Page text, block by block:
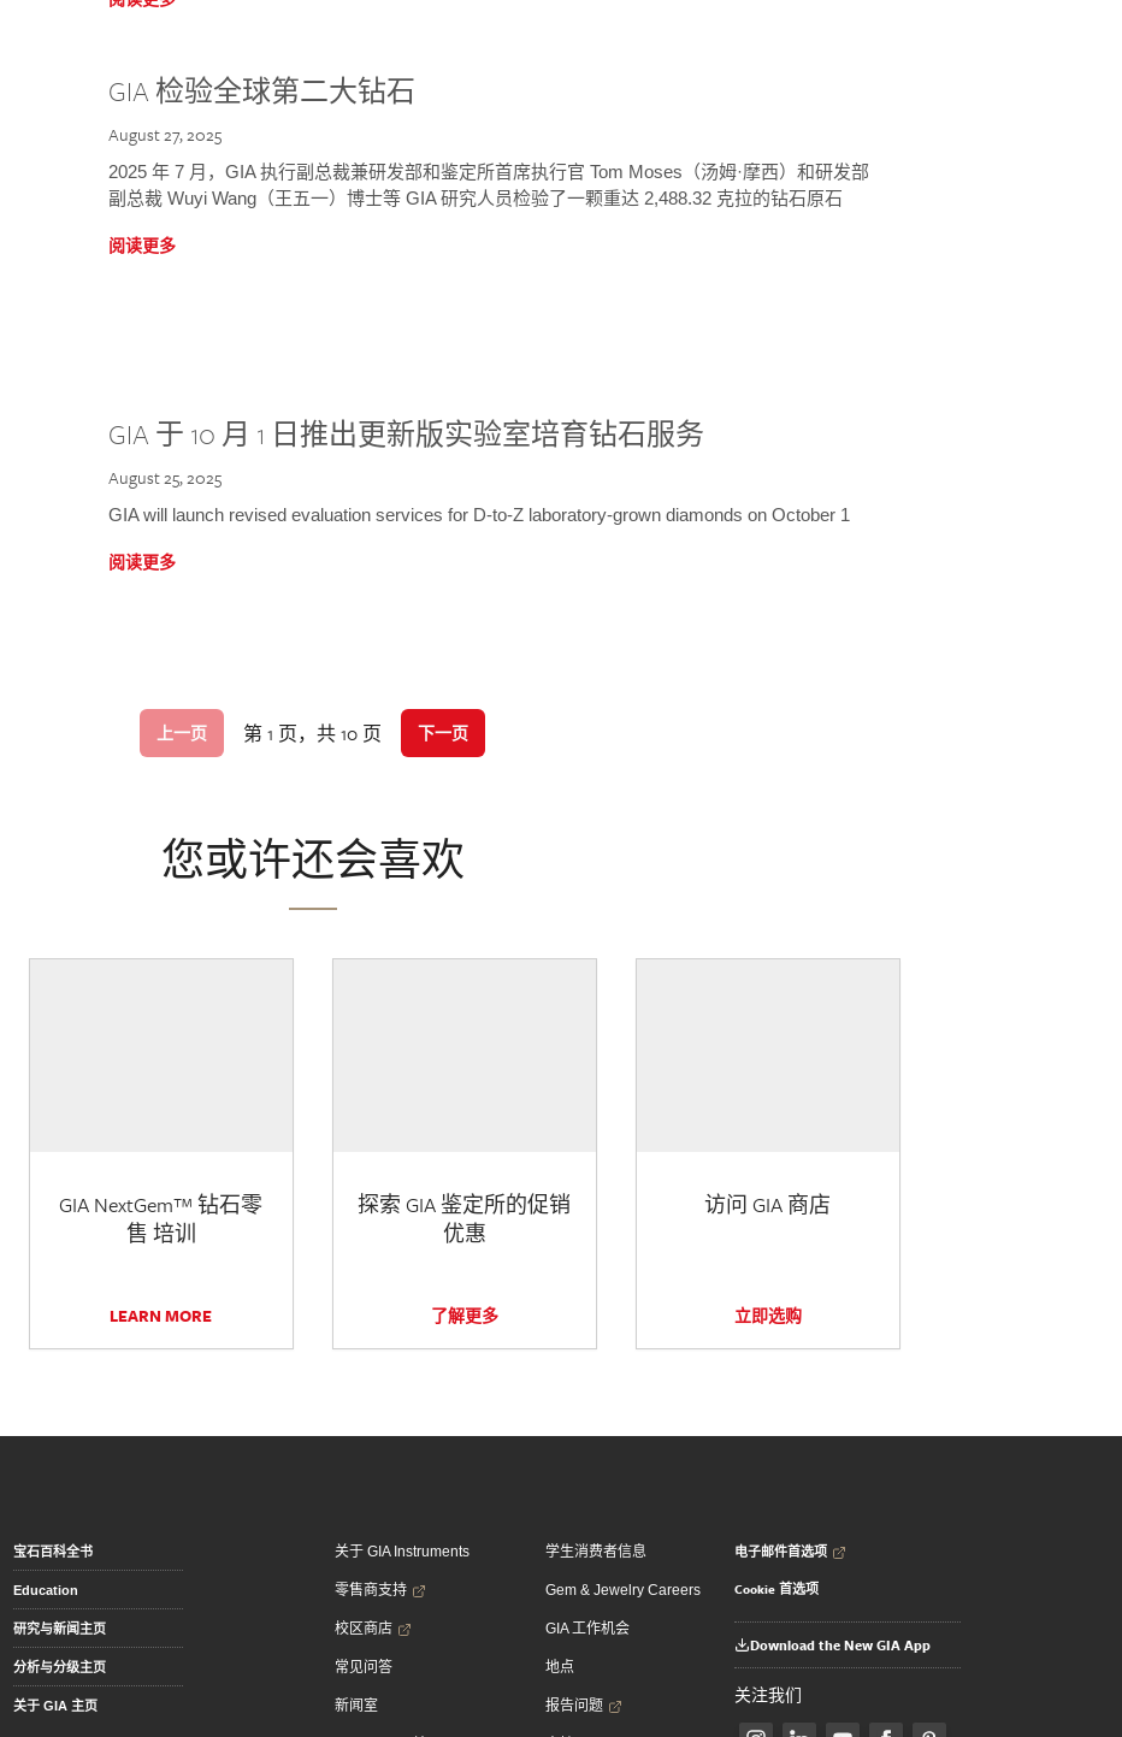
GIA 检验全球第二大钻石
August 27, 2025
2025 年 7 月，GIA 执行副总裁兼研发部和鉴定所首席执行官 Tom Moses（汤姆·摩西）和研发部
副总裁 Wuyi Wang（王五一）博士等 GIA 研究人员检验了一颗重达 2,488.32 克拉的钻石原石
阅读更多
GIA 于 10 月 1 日推出更新版实验室培育钻石服务
August 25, 2025
GIA will launch revised evaluation services for D-to-Z laboratory-grown diamonds on October 1
阅读更多
上一页 第 1 页，共 10 页 下一页
您或许还会喜欢
GIA NextGem™ 钻石零
售 培训
LEARN MORE
探索 GIA 鉴定所的促销
优惠
了解更多
访问 GIA 商店
立即选购
宝石百科全书
Education
研究与新闻主页
分析与分级主页
关于 GIA 主页
关于 GIA Instruments
零售商支持
校区商店
常见问答
新闻室
学生消费者信息
Gem & Jewelry Careers
GIA 工作机会
地点
报告问题
电子邮件首选项
Cookie 首选项
Download the New GIA App
关注我们